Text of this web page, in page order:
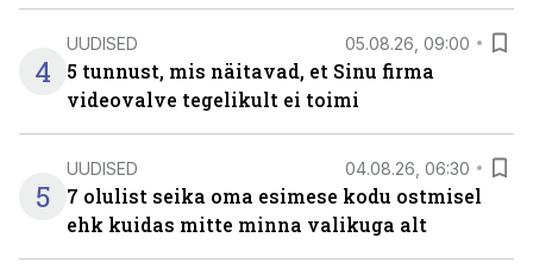
4
UUDISED 05.08.26, 09:00
5 tunnust, mis näitavad, et Sinu firma
videovalve tegelikult ei toimi
5
UUDISED 04.08.26, 06:30
7 olulist seika oma esimese kodu ostmisel
ehk kuidas mitte minna valikuga alt